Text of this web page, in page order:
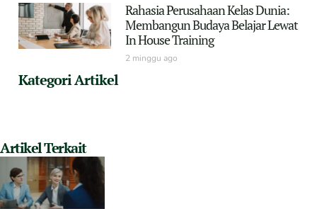
Rahasia Perusahaan Kelas Dunia:
Membangun Budaya Belajar Lewat
In House Training
2 minggu ago
Kategori Artikel
Artikel Terkait